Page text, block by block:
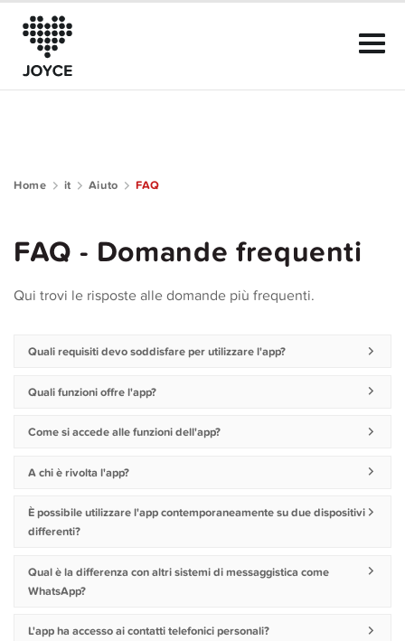
Home it Aiuto FAQ
FAQ - Domande frequenti
Qui trovi le risposte alle domande più frequenti.
Quali requisiti devo soddisfare per utilizzare l'app?
Quali funzioni offre l'app?
Come si accede alle funzioni dell'app?
A chi è rivolta l'app?
È possibile utilizzare l'app contemporaneamente su due dispositivi
differenti?
Qual è la differenza con altri sistemi di messaggistica come
WhatsApp?
L'app ha accesso ai contatti telefonici personali?
Il Club
Guida alla community
Aiuto